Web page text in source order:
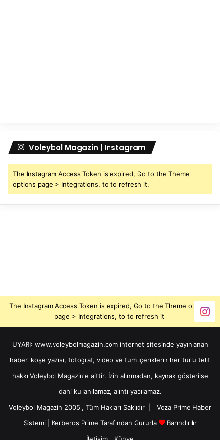
Voleybol Magazin | Instagram
The Instagram Access Token is expired, Go to the Theme
options page > Integrations, to to refresh it.
The Instagram Access Token is expired, Go to the Theme options
page > Integrations, to to refresh it.
UYARI: www.voleybolmagazin.com internet sitesinde yayınlanan
haber, köşe yazısı, fotoğraf, video ve tüm içeriklerin her türlü telif
hakkı Voleybol Magazin'e aittir. İzin alınmadan, kaynak gösterilse
dahi kullanılamaz, alıntı yapılamaz.
Voleybol Magazin 2005 , Tüm Hakları Saklıdır | Voza Prime Haber
Sistemi| Kerberos Prime Tarafından Gururla
Barındırılır
İletişim
Künye